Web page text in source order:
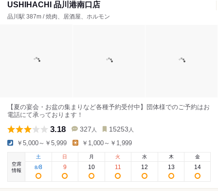
USHIHACHI 品川港南口店
品川駅 387m / 焼肉、居酒屋、ホルモン
【夏の宴会・お盆の集まりなど各種予約受付中】団体様でのご予約はお
電話にて承っております！
3.18 327 人 15253 人
￥5,000～￥5,999 ￥1,000～￥1,999
空席
情報
土
8/8
日
9
月
10
火
11
水
12
木
13
金
14